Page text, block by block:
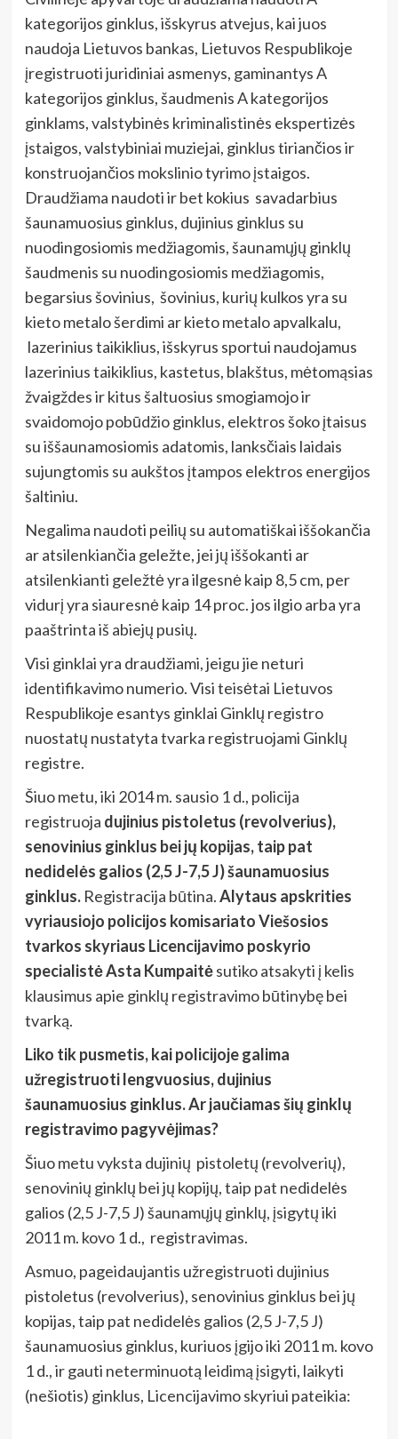
kategorijos ginklus, išskyrus atvejus, kai juos
naudoja Lietuvos bankas, Lietuvos Respublikoje
įregistruoti juridiniai asmenys, gaminantys A
kategorijos ginklus, šaudmenis A kategorijos
ginklams, valstybinės kriminalistinės ekspertizės
įstaigos, valstybiniai muziejai, ginklus tiriančios ir
konstruojančios mokslinio tyrimo įstaigos.
Draudžiama naudoti ir bet kokius savadarbius
šaunamuosius ginklus, dujinius ginklus su
nuodingosiomis medžiagomis, šaunamųjų ginklų
šaudmenis su nuodingosiomis medžiagomis,
begarsius šovinius, šovinius, kurių kulkos yra su
kieto metalo šerdimi ar kieto metalo apvalkalu,
lazerinius taikiklius, išskyrus sportui naudojamus
lazerinius taikiklius, kastetus, blakštus, mėtomąsias
žvaigždes ir kitus šaltuosius smogiamojo ir
svaidomojo pobūdžio ginklus, elektros šoko įtaisus
su iššaunamosiomis adatomis, lanksčiais laidais
sujungtomis su aukštos įtampos elektros energijos
šaltiniu.
Negalima naudoti peilių su automatiškai iššokančia
ar atsilenkiančia geležte, jei jų iššokanti ar
atsilenkianti geležtė yra ilgesnė kaip 8,5 cm, per
vidurį yra siauresnė kaip 14 proc. jos ilgio arba yra
paaštrinta iš abiejų pusių.
Visi ginklai yra draudžiami, jeigu jie neturi
identifikavimo numerio. Visi teisėtai Lietuvos
Respublikoje esantys ginklai Ginklų registro
nuostatų nustatyta tvarka registruojami Ginklų
registre.
Šiuo metu, iki 2014 m. sausio 1 d., policija
registruoja dujinius pistoletus (revolverius),
senovinius ginklus bei jų kopijas, taip pat
nedidelės galios (2,5 J-7,5 J) šaunamuosius
ginklus. Registracija būtina.Alytaus apskrities
vyriausiojo policijos komisariato Viešosios
tvarkos skyriaus Licencijavimo poskyrio
specialistė Asta Kumpaitėsutiko atsakyti į kelis
klausimus apie ginklų registravimo būtinybę bei
tvarką.
Liko tik pusmetis, kai policijoje galima
užregistruoti lengvuosius, dujinius
šaunamuosius ginklus. Ar jaučiamas šių ginklų
registravimo pagyvėjimas?
Šiuo metu vyksta dujinių pistoletų (revolverių),
senovinių ginklų bei jų kopijų, taip pat nedidelės
galios (2,5 J-7,5 J) šaunamųjų ginklų, įsigytų iki
2011 m. kovo 1 d., registravimas.
Asmuo, pageidaujantis užregistruoti dujinius
pistoletus (revolverius), senovinius ginklus bei jų
kopijas, taip pat nedidelės galios (2,5 J-7,5 J)
šaunamuosius ginklus, kuriuos įgijo iki 2011 m. kovo
1 d., ir gauti neterminuotą leidimą įsigyti, laikyti
(nešiotis) ginklus, Licencijavimo skyriui pateikia: